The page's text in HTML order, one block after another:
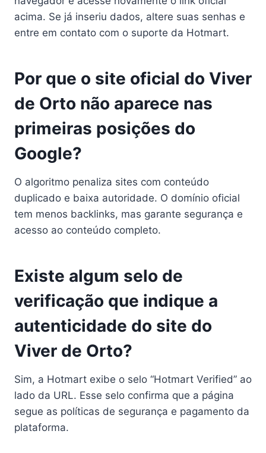
acima. Se já inseriu dados, altere suas senhas e
entre em contato com o suporte da Hotmart.
Por que o site oficial do Viver
de Orto não aparece nas
primeiras posições do
Google?
O algoritmo penaliza sites com conteúdo
duplicado e baixa autoridade. O domínio oficial
tem menos backlinks, mas garante segurança e
acesso ao conteúdo completo.
Existe algum selo de
verificação que indique a
autenticidade do site do
Viver de Orto?
Sim, a Hotmart exibe o selo “Hotmart Verified” ao
lado da URL. Esse selo confirma que a página
segue as políticas de segurança e pagamento da
plataforma.